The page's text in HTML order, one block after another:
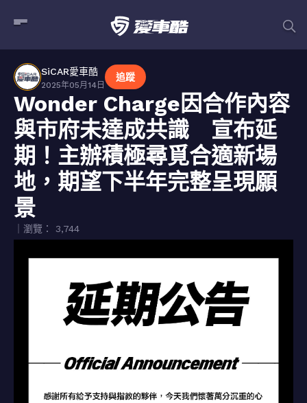
SiCAR愛車酷
2025年05月14日
追蹤
Wonder Charge因合作內容
與市府未達成共識 宣布延
期！主辦積極尋覓合適新場
地，期望下半年完整呈現願
景
｜瀏覽： 3,744